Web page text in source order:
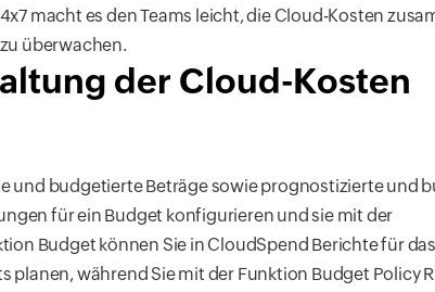
macht es den Teams leicht, die Cloud-Kosten
überwachen.
der Cloud-Kosten
und budgetierte Beträge sowie prognostizierte und
für ein Budget konfigurieren und sie mit der
Budget können Sie in CloudSpend Berichte für
planen, während Sie mit der Funktion Budget Policy